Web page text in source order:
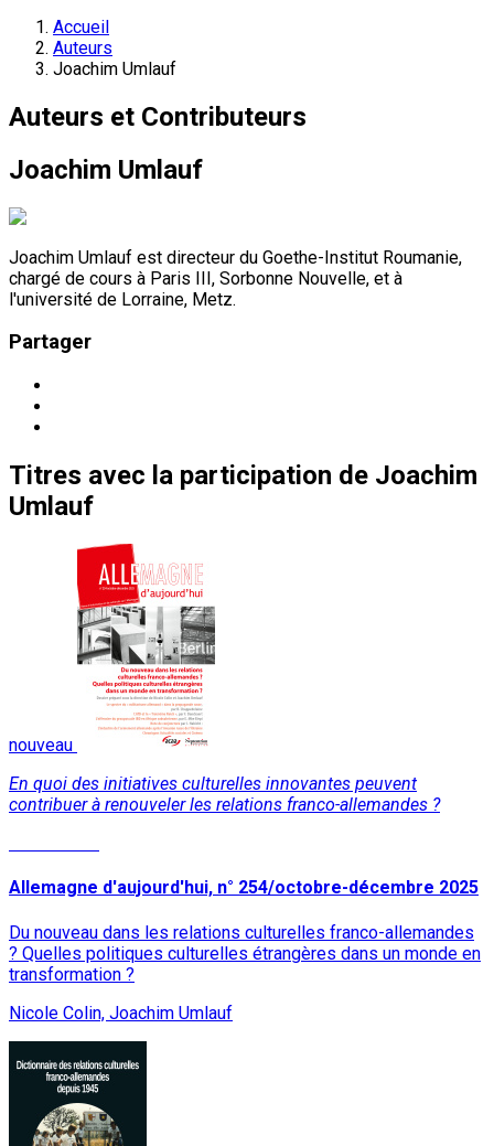
Accueil
Auteurs
Joachim Umlauf
Auteurs et Contributeurs
Joachim Umlauf
Joachim Umlauf est directeur du Goethe-Institut Roumanie,
chargé de cours à Paris III, Sorbonne Nouvelle, et à
l'université de Lorraine, Metz.
Partager
Titres avec la participation de Joachim
Umlauf
nouveau
En quoi des initiatives culturelles innovantes peuvent
contribuer à renouveler les relations franco-allemandes ?
Allemagne d'aujourd'hui, n° 254/octobre-décembre 2025
Du nouveau dans les relations culturelles franco-allemandes
? Quelles politiques culturelles étrangères dans un monde en
transformation ?
Nicole Colin, Joachim Umlauf